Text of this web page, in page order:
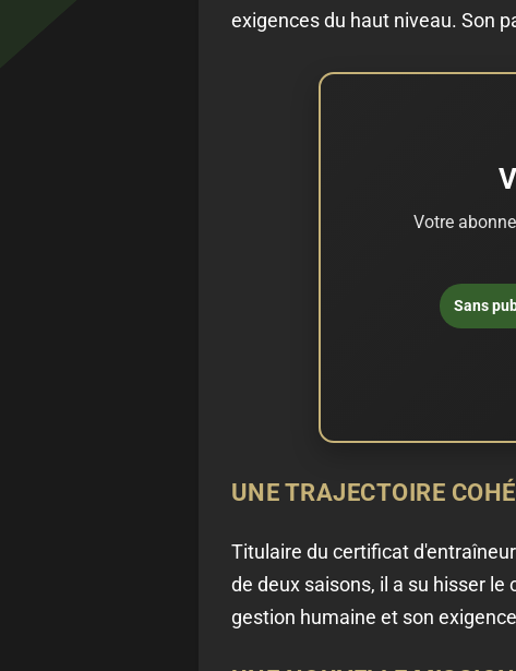
exigences du haut niveau. Son
Votre
Sans
UNE TRAJECTOIRE
Titulaire du certificat
de deux saisons, il a su hisser
gestion humaine et son